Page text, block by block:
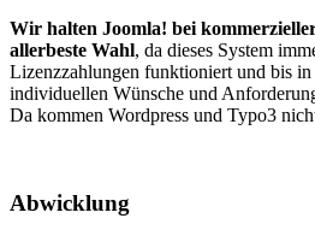
Wir halten Joomla! bei
allerbeste Wahl, da dieses System
Lizenzzahlungen funktioniert und bis
individuellen Wünsche und
Da kommen Wordpress und Typo3
Abwicklung